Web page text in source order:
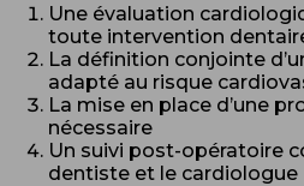
Une évaluation
toute intervention
La définition conjointe
adapté au risque
La mise en place d’une
nécessaire
Un suivi post-opératoire
dentiste et le cardiologue